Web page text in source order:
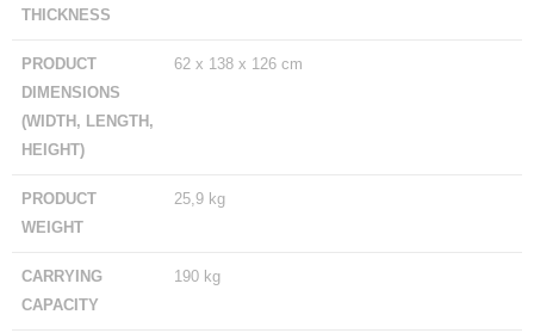
THICKNESS
PRODUCT
DIMENSIONS
(WIDTH, LENGTH,
HEIGHT)
62 x 138 x 126 cm
PRODUCT
WEIGHT
25,9 kg
CARRYING
CAPACITY
190 kg